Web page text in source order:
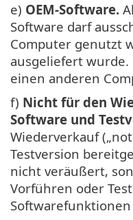
e) OEM-Software.
Software darf
Computer genutzt
ausgeliefert
einen anderen
f) Nicht für den
Software und
Wiederverkauf
Testversion
nicht veräußert,
Vorführen oder